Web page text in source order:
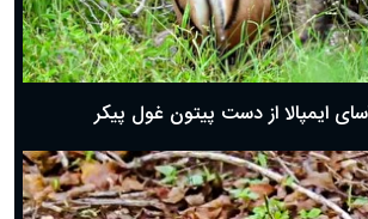
ایمپالا از دست پیتون غول پیکر